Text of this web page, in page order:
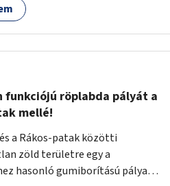
funkciójú röplabda pályát a
mellé!
a Rákos-patak közötti
zöld területre egy a
hasonló gumiborítású pálya